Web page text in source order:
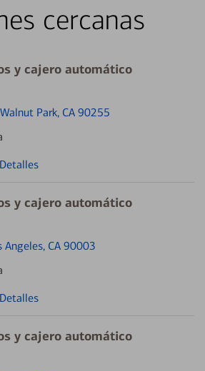
cercanas
y cajero automático
Park, CA 90255
Detalles
y cajero automático
Angeles, CA 90003
Detalles
y cajero automático